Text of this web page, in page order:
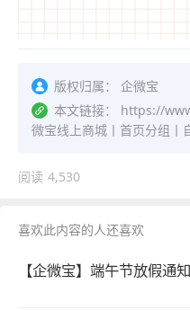
版权归属：
企微宝
本文链接：
https://
微宝线上商城丨首页分组丨
阅读 4,530
喜欢此内容的人还喜欢
【企微宝】端午节放假通知